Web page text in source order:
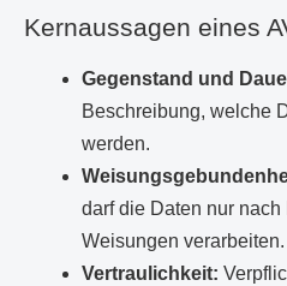
Kernaussagen eines
Gegenstand und
Beschreibung, welche
werden.
darf die Daten nur
Weisungen verarbeiten.
Vertraulichkeit: